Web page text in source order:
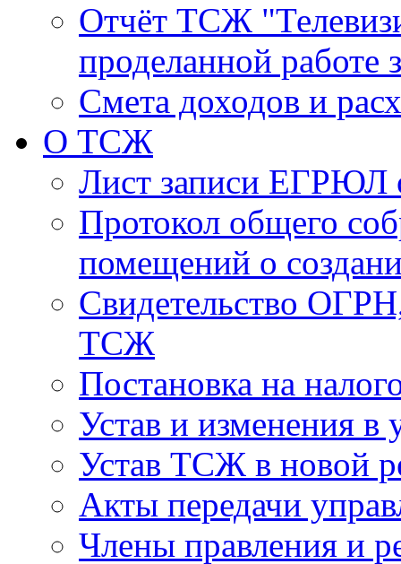
Отчёт ТСЖ
проделанной работе
Смета доходов и
О ТСЖ
Лист записи ЕГРЮЛ
Протокол общего
помещений о
Свидетельство
ТСЖ
Постановка на
Устав и изменения в
Устав ТСЖ в новой
Акты передачи
Члены правления и